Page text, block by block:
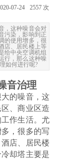
07-24 2557 次
，这种噪音会对
污染，影响到正
的使用增多，很
店、居民楼上等
给中央空调机组
行，那么这种噪
如何进行呢?
音治理
的噪音，这
、商业区造
作生活。尤
，很多的写
店、居民楼
却塔主要是